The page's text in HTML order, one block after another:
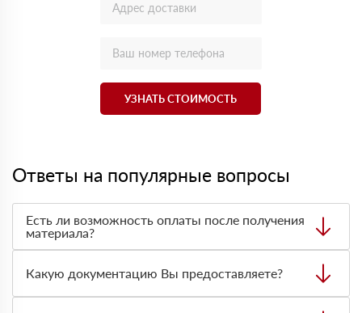
УЗНАТЬ СТОИМОСТЬ
Ответы на популярные вопросы
Есть ли возможность оплаты после получения
материала?
оплата по факту получения товара. При этом, если
доставленный товар был ненадлежащего качества, то
Вы вправе от него отказаться.
Какую документацию Вы предоставляете?